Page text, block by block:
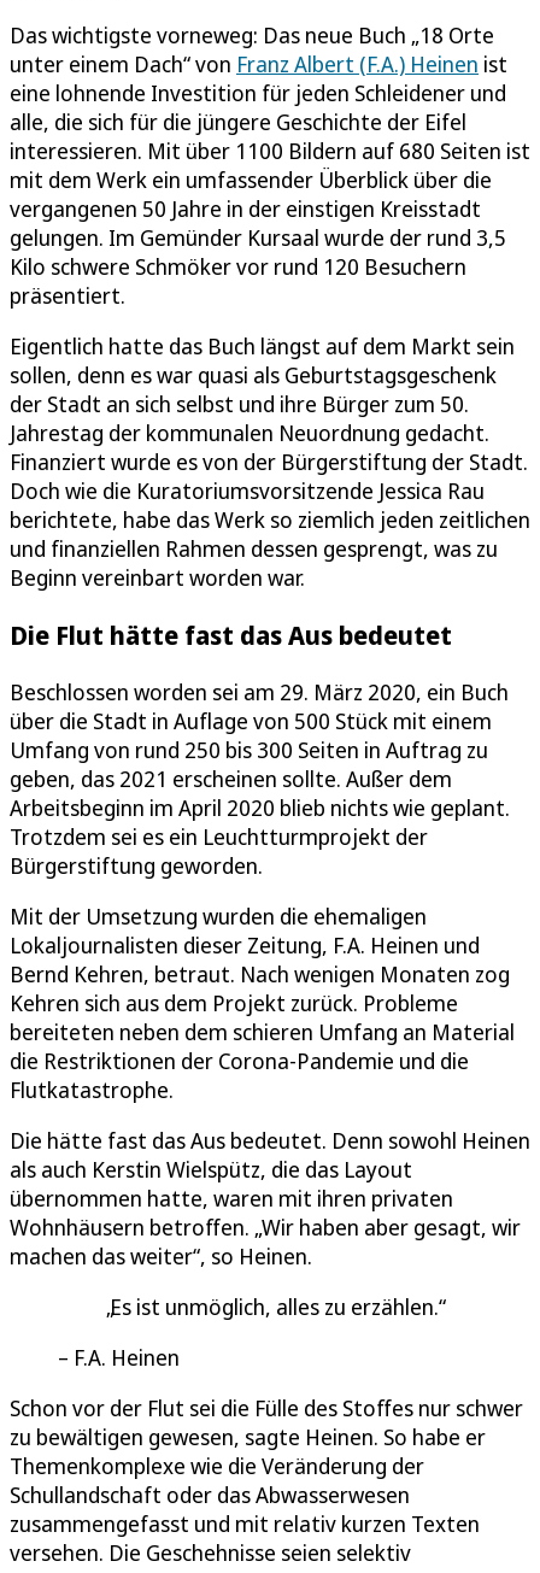
Das wichtigste vorneweg: Das neue Buch „18 Orte
unter einem Dach“ von Franz Albert (F.A.) Heinen ist
eine lohnende Investition für jeden Schleidener und
alle, die sich für die jüngere Geschichte der Eifel
interessieren. Mit über 1100 Bildern auf 680 Seiten ist
mit dem Werk ein umfassender Überblick über die
vergangenen 50 Jahre in der einstigen Kreisstadt
gelungen. Im Gemünder Kursaal wurde der rund 3,5
Kilo schwere Schmöker vor rund 120 Besuchern
präsentiert.
Eigentlich hatte das Buch längst auf dem Markt sein
sollen, denn es war quasi als Geburtstagsgeschenk
der Stadt an sich selbst und ihre Bürger zum 50.
Jahrestag der kommunalen Neuordnung gedacht.
Finanziert wurde es von der Bürgerstiftung der Stadt.
Doch wie die Kuratoriumsvorsitzende Jessica Rau
berichtete, habe das Werk so ziemlich jeden zeitlichen
und finanziellen Rahmen dessen gesprengt, was zu
Beginn vereinbart worden war.
Die Flut hätte fast das Aus bedeutet
Beschlossen worden sei am 29. März 2020, ein Buch
über die Stadt in Auflage von 500 Stück mit einem
Umfang von rund 250 bis 300 Seiten in Auftrag zu
geben, das 2021 erscheinen sollte. Außer dem
Arbeitsbeginn im April 2020 blieb nichts wie geplant.
Trotzdem sei es ein Leuchtturmprojekt der
Bürgerstiftung geworden.
Mit der Umsetzung wurden die ehemaligen
Lokaljournalisten dieser Zeitung, F.A. Heinen und
Bernd Kehren, betraut. Nach wenigen Monaten zog
Kehren sich aus dem Projekt zurück. Probleme
bereiteten neben dem schieren Umfang an Material
die Restriktionen der Corona-Pandemie und die
Flutkatastrophe.
Die hätte fast das Aus bedeutet. Denn sowohl Heinen
als auch Kerstin Wielspütz, die das Layout
übernommen hatte, waren mit ihren privaten
Wohnhäusern betroffen. „Wir haben aber gesagt, wir
machen das weiter“, so Heinen.
Es ist unmöglich, alles zu erzählen.
F.A. Heinen
Schon vor der Flut sei die Fülle des Stoffes nur schwer
zu bewältigen gewesen, sagte Heinen. So habe er
Themenkomplexe wie die Veränderung der
Schullandschaft oder das Abwasserwesen
zusammengefasst und mit relativ kurzen Texten
versehen. Die Geschehnisse seien selektiv